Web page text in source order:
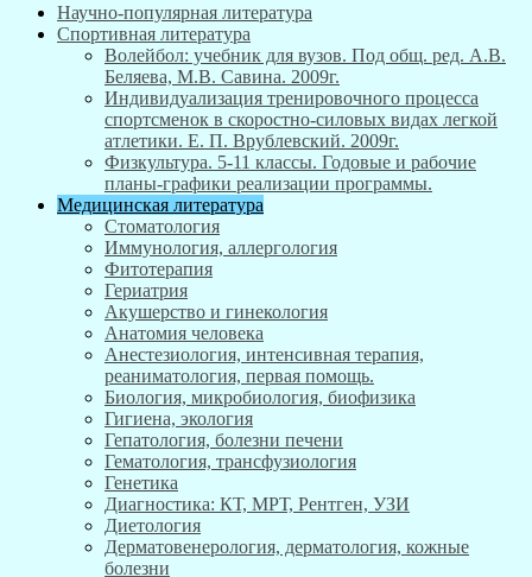
Научно-популярная литература
Спортивная литература
Волейбол: учебник для вузов. Под общ. ред. А.В.
Беляева, М.В. Савина. 2009г.
Индивидуализация тренировочного процесса
спортсменок в скоростно-силовых видах легкой
атлетики. Е. П. Врублевский. 2009г.
Физкультура. 5-11 классы. Годовые и рабочие
планы-графики реализации программы.
Медицинская литература
Стоматология
Иммунология, аллергология
Фитотерапия
Гериатрия
Акушерство и гинекология
Анатомия человека
Анестезиология, интенсивная терапия,
реаниматология, первая помощь.
Биология, микробиология, биофизика
Гигиена, экология
Гепатология, болезни печени
Гематология, трансфузиология
Генетика
Диагностика: КТ, МРТ, Рентген, УЗИ
Диетология
Дерматовенерология, дерматология, кожные
болезни